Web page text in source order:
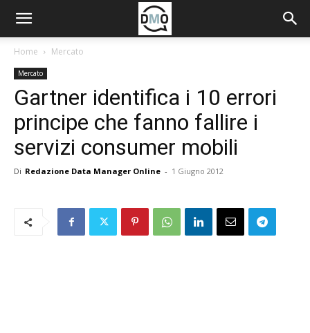
Home Mercato
Mercato
Gartner identifica i 10 errori
principe che fanno fallire i
servizi consumer mobili
Di Redazione Data Manager Online - 1 Giugno 2012